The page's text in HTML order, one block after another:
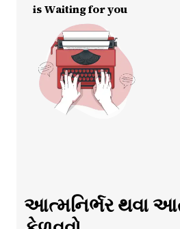
is Waiting for you
આત્મનિર્ભર થવા